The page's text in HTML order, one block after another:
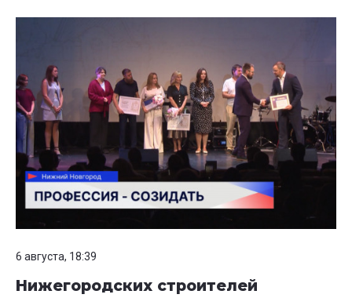
6 августа, 18:39
Нижегородских строителей